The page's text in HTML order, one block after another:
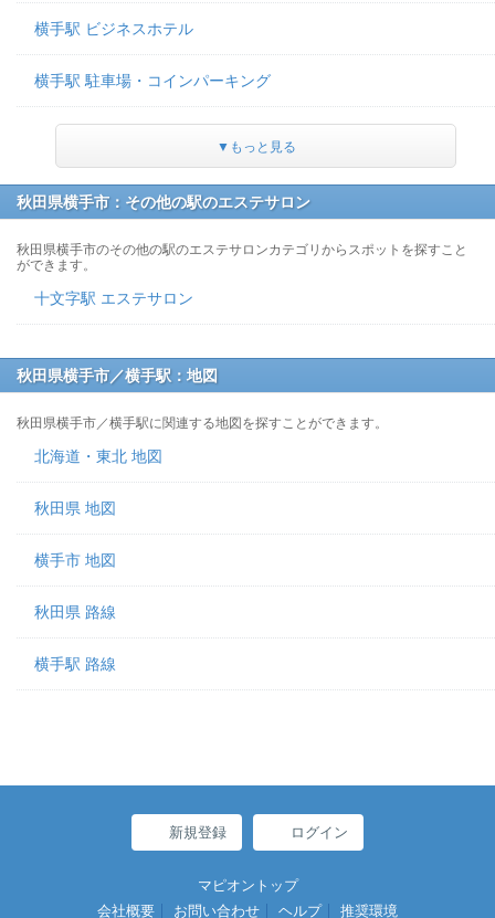
横手駅 ビジネスホテル
横手駅 駐車場・コインパーキング
▼もっと見る
秋田県横手市：その他の駅のエステサロン
秋田県横手市のその他の駅のエステサロンカテゴリからスポットを探すこと
ができます。
十文字駅 エステサロン
秋田県横手市／横手駅：地図
秋田県横手市／横手駅に関連する地図を探すことができます。
北海道・東北 地図
秋田県 地図
横手市 地図
秋田県 路線
横手駅 路線
新規登録 ログイン
マピオントップ
会社概要
お問い合わせ ヘルプ 推奨環境